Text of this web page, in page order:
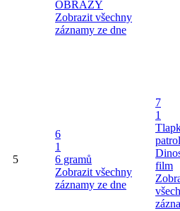
OBRAZY
Zobrazit všechny
záznamy ze dne
5
6
1
6 gramů
Zobrazit všechny
záznamy ze dne
7
1
film